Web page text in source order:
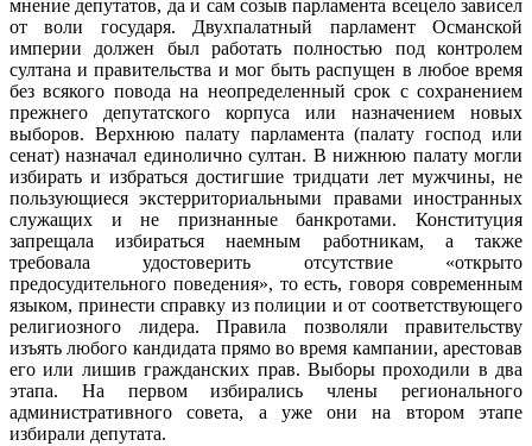
мнение депутатов, да и сам созыв парламента всецело зависел
от воли государя. Двухпалатный парламент Османской
империи должен был работать полностью под контролем
султана и правительства и мог быть распущен в любое время
без всякого повода на неопределенный срок с сохранением
прежнего депутатского корпуса или назначением новых
выборов. Верхнюю палату парламента (палату господ или
сенат) назначал единолично султан. В нижнюю палату могли
избирать и избраться достигшие тридцати лет мужчины, не
пользующиеся экстерриториальными правами иностранных
служащих и не признанные банкротами. Конституция
запрещала избираться наемным работникам, а также
требовала удостоверить отсутствие «открыто
предосудительного поведения», то есть, говоря современным
языком, принести справку из полиции и от соответствующего
религиозного лидера. Правила позволяли правительству
изъять любого кандидата прямо во время кампании, арестовав
его или лишив гражданских прав. Выборы проходили в два
этапа. На первом избирались члены регионального
административного совета, а уже они на втором этапе
избирали депутата.